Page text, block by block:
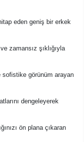
eden geniş bir erkek
zamansız şıklığıyla
sofistike görünüm arayan
dengeleyerek
ön plana çıkaran